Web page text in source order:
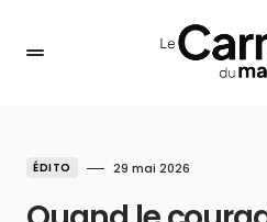
ÉDITO 29 mai 2026